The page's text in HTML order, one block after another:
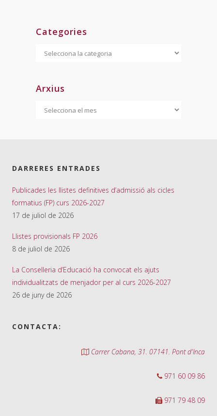
Categories
Categories
Arxius
Arxius
DARRERES ENTRADES
Publicades les llistes definitives d’admissió als cicles
formatius (FP) curs 2026-2027
17 de juliol de 2026
Llistes provisionals FP 2026
8 de juliol de 2026
La Conselleria d’Educació ha convocat els ajuts
individualitzats de menjador per al curs 2026-2027
26 de juny de 2026
CONTACTA:
Carrer Cabana, 31. 07141. Pont d'Inca
971 60 09 86
971 79 48 09